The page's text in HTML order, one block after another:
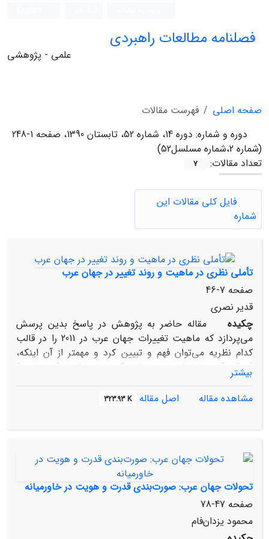
فصلنامه مطالعات راهبردی
علمی - پژوهشی
صفحه اصلی
فهرست مقالات
دوره و شماره:
دوره 14، شماره 52، تابستان 1390، صفحه 1-248
(شماره 2،شماره مسلسل52)
تعداد مقالات:
7
فایل کلی مقالات این
شماره
تأملی نظری در ماهیت و روند تغییر در جهان عرب
صفحه 7-46
قدیر نصری
چکیده
مقاله حاضر به پژوهش در پاسخ بدین پرسش
می‌پردازد که ماهیت تغییرات جهان عرب در 2011 را در قالب
کدام نظریه می‌توان فهم و تبیین کرد و مهمتر از آن اینکه،
آهنگ آتی تغییرات مزبور را چگونه می‌توان برآورد نمود؟
فرضیه‌ای که در صدد آزمون آن هستیم، بدین قرار است که
شش نظریه دولت درمانده، خیزش علیه تحقیر، نفوذ فراگیر،
حکم‏رانی نا‌همزمان و نا‌بهنگام، علاوه بر آن نظریات قادر به
تبیین ابعاد فرومانده ماهیت و دلالت‌های این تغییرات
می‌باشد.
بیشتر
مشاهده مقاله
اصل مقاله 323.93 K
تحولات جهان عرب: صورت‌بندی قدرت و هویت در خاورمیانه
صفحه 47-78
محمود یزدان‌فام